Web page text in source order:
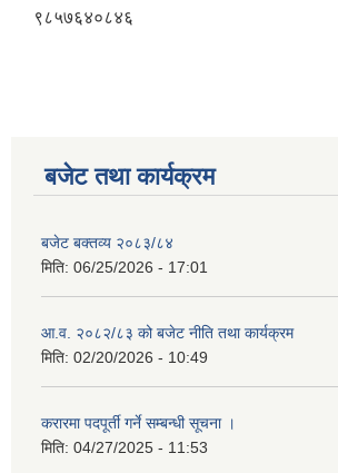
९८५७६४०८४६
बजेट तथा कार्यक्रम
बजेट बक्तव्य २०८३/८४
मिति: 06/25/2026 - 17:01
आ.व. २०८२/८३ को बजेट नीति तथा कार्यक्रम
मिति: 02/20/2026 - 10:49
करारमा पदपूर्ती गर्ने सम्बन्धी सूचना ।
मिति: 04/27/2025 - 11:53